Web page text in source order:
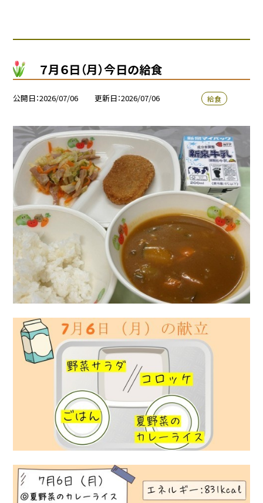
７月６日（月）今日の給食
公開日 2026/07/06 更新日 2026/07/06 給食